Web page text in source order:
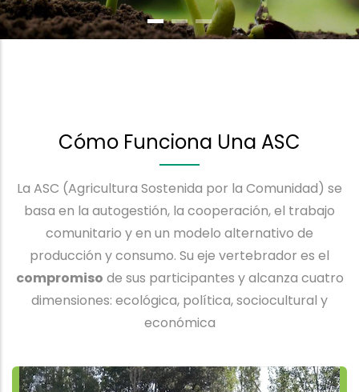
Cómo Funciona Una ASC
La ASC (Agricultura Sostenida por la Comunidad) se
basa en la autogestión, la cooperación, el trabajo
comunitario y en un modelo alternativo de
producción y consumo. Su eje vertebrador es el
compromiso de sus participantes y alcanza cuatro
dimensiones: ecológica, política, sociocultural y
económica